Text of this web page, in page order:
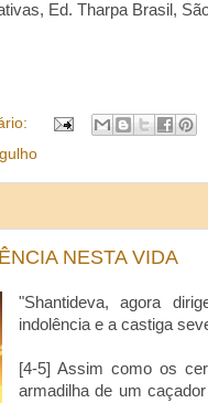
Ed. Tharpa Brasil,
NESTA VIDA
"Shantideva, agora
indolência e a castiga
[4-5] Assim como os
armadilha de um